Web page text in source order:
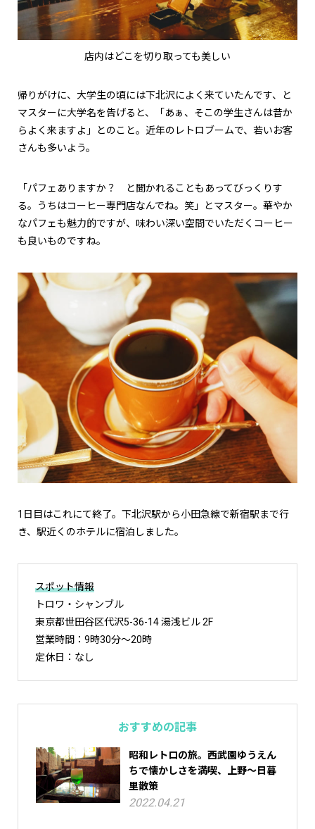
店内はどこを切り取っても美しい
帰りがけに、大学生の頃には下北沢によく来ていたんです、と
マスターに大学名を告げると、「あぁ、そこの学生さんは昔か
らよく来ますよ」とのこと。近年のレトロブームで、若いお客
さんも多いよう。
「パフェありますか？ と聞かれることもあってびっくりす
る。うちはコーヒー専門店なんでね。笑」とマスター。華やか
なパフェも魅力的ですが、味わい深い空間でいただくコーヒー
も良いものですね。
1日目はこれにて終了。下北沢駅から小田急線で新宿駅まで行
き、駅近くのホテルに宿泊しました。
スポット情報
トロワ・シャンブル
東京都世田谷区代沢5-36-14 湯浅ビル 2F
営業時間：9時30分～20時
定休日：なし
おすすめの記事
昭和レトロの旅。西武園ゆうえん
ちで懐かしさを満喫、上野～日暮
里散策
2022.04.21